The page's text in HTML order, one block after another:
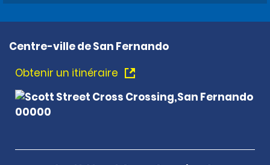
Centre-ville de San Fernando
Obtenir un itinéraire